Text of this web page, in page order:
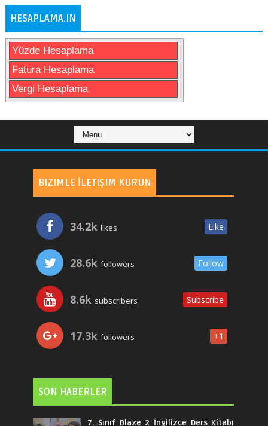
HESAPLAMA.IN
Yüzde Hesaplama
Fatura Hesaplama
Vergi Hesaplama
BIZIMLE İLETIŞIM KURUN
34.2k likes Like
28.6k followers Follow
8.6k subscribers Subscribe
17.3k followers +1
SON HABERLER
7. Sınıf Blaze 2 İngilizce Ders Kitabı